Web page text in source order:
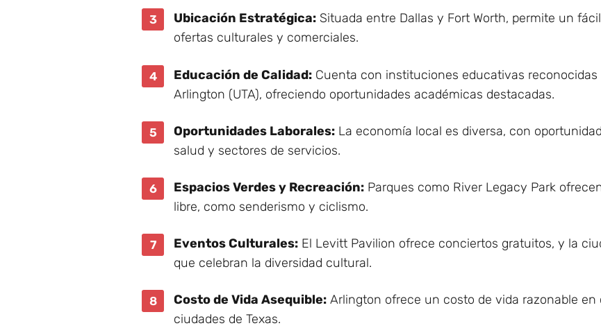
Ubicación Estratégica: Situada entre Dallas y Fort Worth, permite un
ofertas culturales y comerciales.
Educación de Calidad: Cuenta con instituciones educativas reconocidas
Arlington (UTA), ofreciendo oportunidades académicas destacadas.
Oportunidades Laborales: La economía local es diversa, con
salud y sectores de servicios.
Espacios Verdes y Recreación: Parques como River Legacy Park
libre, como senderismo y ciclismo.
Eventos Culturales: El Levitt Pavilion ofrece conciertos gratuitos, y la
que celebran la diversidad cultural.
Costo de Vida Asequible: Arlington ofrece un costo de vida razonable
ciudades de Texas.